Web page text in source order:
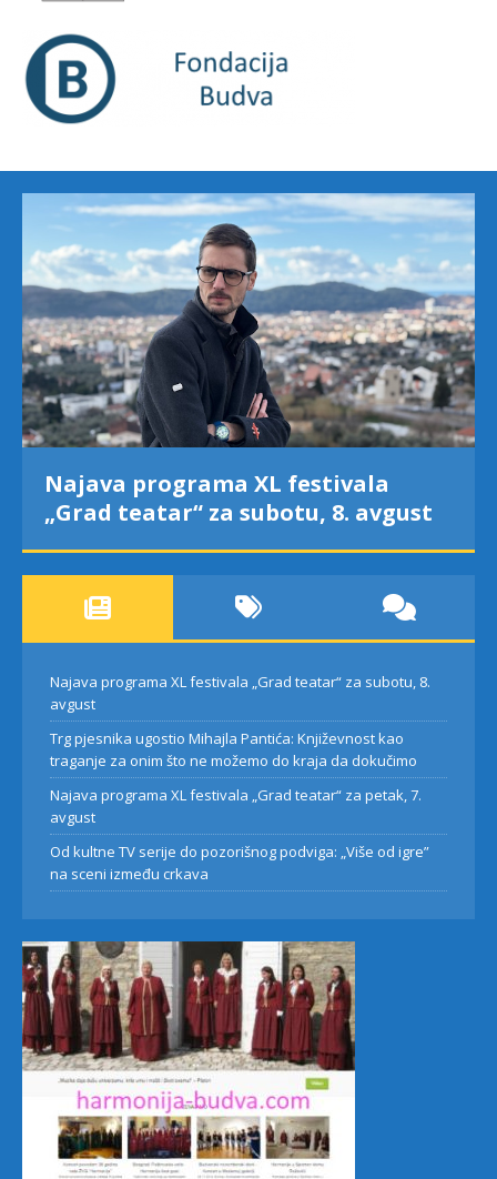
Najava programa XL festivala
„Grad teatar“ za subotu, 8. avgust
Najava programa XL festivala „Grad teatar“ za subotu, 8.
avgust
Trg pjesnika ugostio Mihajla Pantića: Književnost kao
traganje za onim što ne možemo do kraja da dokučimo
Najava programa XL festivala „Grad teatar“ za petak, 7.
avgust
Od kultne TV serije do pozorišnog podviga: „Više od igre”
na sceni između crkava